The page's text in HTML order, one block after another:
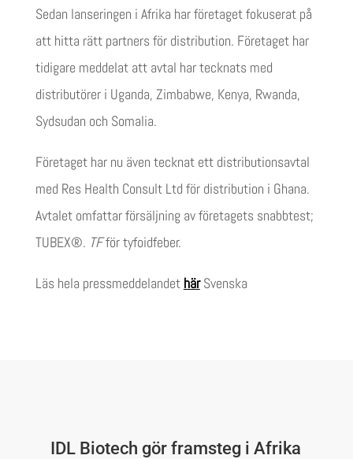
Sedan lanseringen i Afrika har företaget fokuserat på
att hitta rätt partners för distribution. Företaget har
tidigare meddelat att avtal har tecknats med
distributörer i Uganda, Zimbabwe, Kenya, Rwanda,
Sydsudan och Somalia.
Företaget har nu även tecknat ett distributionsavtal
med Res Health Consult Ltd för distribution i Ghana.
Avtalet omfattar försäljning av företagets snabbtest;
TUBEX®. TFför tyfoidfeber.
Läs hela pressmeddelandet här Svenska
IDL Biotech gör framsteg i Afrika